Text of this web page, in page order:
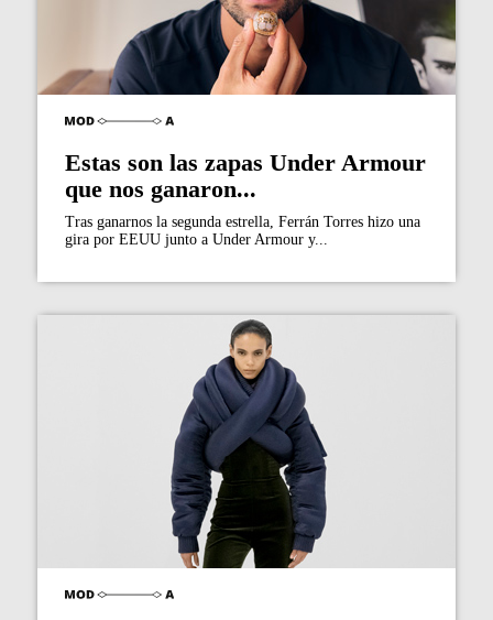
Estas son las zapas Under Armour
que nos ganaron...
Tras ganarnos la segunda estrella, Ferrán Torres hizo una
gira por EEUU junto a Under Armour y...